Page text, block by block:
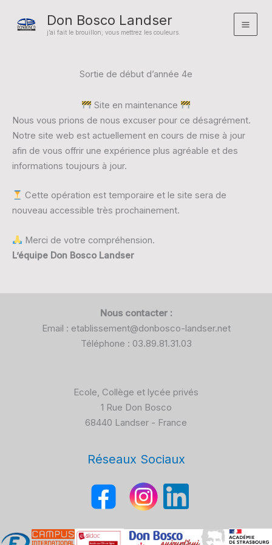
Don Bosco Landser
j’ai fait le brouillon; vous mettrez les couleurs.
Main
Sortie de début d’année 4e
Site en maintenance
Nous vous prions de nous excuser pour ce désagrément.
Notre site web est actuellement en cours de mise à jour
afin de vous offrir une expérience plus agréable et des
informations toujours à jour.
Cette opération est temporaire et le site sera de
nouveau accessible très prochainement.
Merci de votre compréhension.
L’équipe Don Bosco Landser
Nous contacter :
Email : etablissement@donbosco-landser.net
Téléphone : 03.89.81.31.03
Ecole, Collège et lycée privés
1 Rue Don Bosco
68440 Landser - France
Réseaux Sociaux